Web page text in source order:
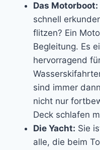
Das Motorboot:
schnell
flitzen? Ein
Begleitung. Es
hervorragend
sind immer
nicht nur
Deck schlafen
Die Yacht: Sie
alle, die beim